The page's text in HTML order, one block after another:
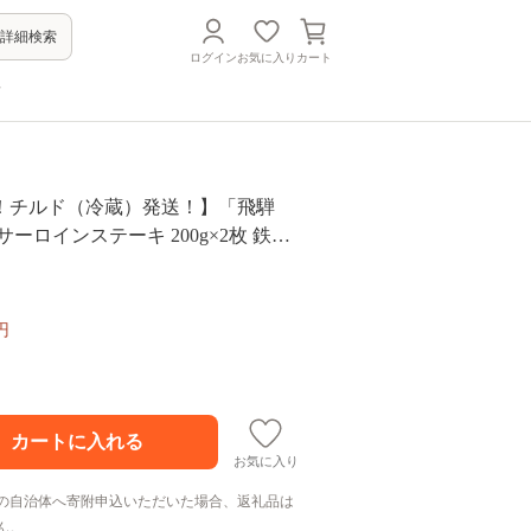
詳細検索
ログインお気に入り カート
チルド（冷蔵）発送！】「飛騨
ーロインステーキ 200g×2枚 鉄板
お気に入り
自治体へ寄附申込いただいた場合、返礼品は